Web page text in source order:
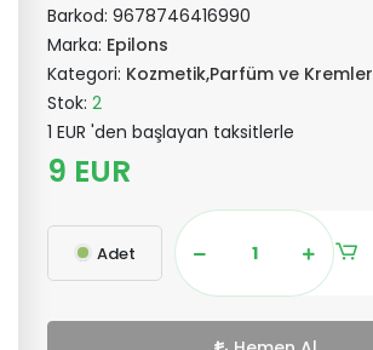
Barkod: 9678746416990
Marka: Epilons
Kategori: Kozmetik,Parfüm ve Kremler
Stok: 2
1 EUR 'den başlayan taksitlerle
9 EUR
Adet